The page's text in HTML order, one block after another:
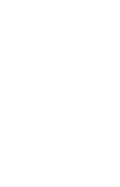
مشروع استلام وتوزيع
تنفيذ حملة توزيع طرود
في شمال قطاع غزة، وذلك بعد